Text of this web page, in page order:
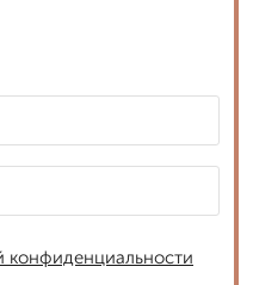
конфиденциальности